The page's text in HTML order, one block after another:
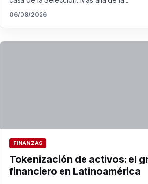
06/08/2026
FINANZAS
Tokenización de activos: el
financiero en Latinoamérica